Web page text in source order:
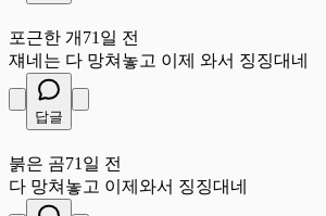
포근한 개 71일 전
쟤네는 다 망쳐놓고 이제 와서 징징대네
답글
붉은 곰71일 전
다 망쳐놓고 이제와서 징징대네